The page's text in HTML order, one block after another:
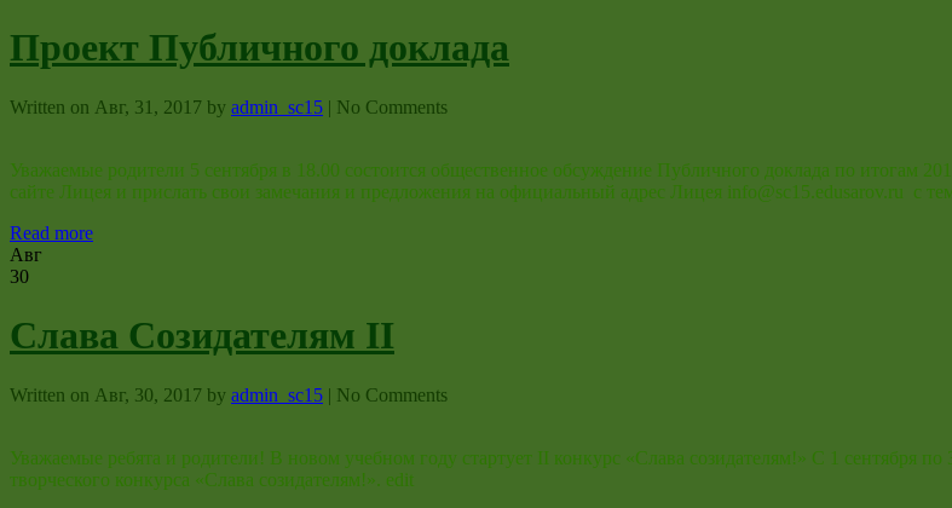
Проект Публичного доклада
Written on Авг, 31, 2017 by admin_sc15 | No Comments
Уважаемые родители 5 сентября в 18.00 состоится общественное обсуждение Публичного доклада по итогам
сайте Лицея и прислать свои замечания и предложения на официальный адрес Лицея info@sc15.edusarov.ru c
Read more
Авг
30
Слава Созидателям II
Written on Авг, 30, 2017 by admin_sc15 | No Comments
Уважаемые ребята и родители! В новом учебном году стартует II конкурс «Слава созидателям!» С 1 сентября
творческого конкурса «Слава созидателям!». edit